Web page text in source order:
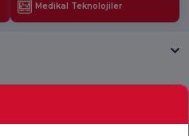
Medikal Teknolojiler